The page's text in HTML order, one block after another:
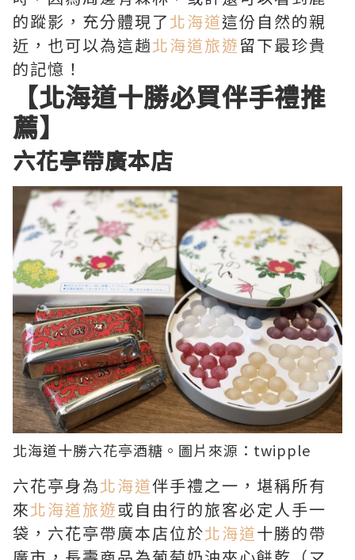
的蹤影，充分體現了北海道這份自然的親
近，也可以為這趟北海道旅遊留下最珍貴
的記憶！
【北海道十勝必買伴手禮推
薦】
六花亭帶廣本店
北海道十勝六花亭酒糖。圖片來源： twipple
六花亭身為北海道伴手禮之一，堪稱所有
來北海道旅遊或自由行的旅客必定人手一
袋，六花亭帶廣本店位於北海道十勝的帶